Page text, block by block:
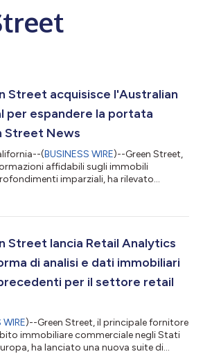
Street acquisisce l'Australian
per espandere la portata
Street News
(BUSINESS WIRE)--Green Street,
affidabili sugli immobili
imparziali, ha rilevato
REIT, cessioni di investimenti e
crescita di Green Street News in
Street lancia Retail Analytics
di analisi e dati immobiliari
per il settore retail
WIRE)--Green Street, il principale fornitore
immobiliare commerciale negli Stati
ha lanciato una nuova suite di